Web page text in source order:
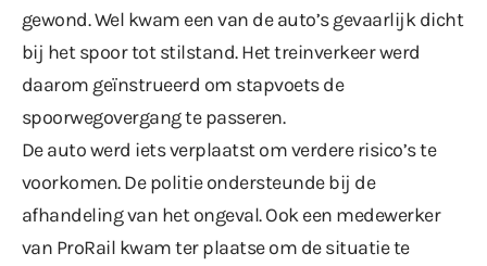
gewond. Wel kwam een van de auto’s gevaarlijk dicht
bij het spoor tot stilstand. Het treinverkeer werd
daarom geïnstrueerd om stapvoets de
spoorwegovergang te passeren.
De auto werd iets verplaatst om verdere risico’s te
voorkomen. De politie ondersteunde bij de
afhandeling van het ongeval. Ook een medewerker
van ProRail kwam ter plaatse om de situatie te